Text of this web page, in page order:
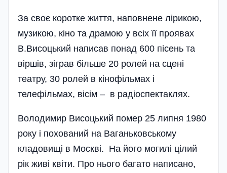
За своє коротке життя, наповнене лірикою,
музикою, кіно та драмою у всіх її проявах
В.Висоцький написав понад 600 пісень та
віршів, зіграв більше 20 ролей на сцені
театру, 30 ролей в кінофільмах і
телефільмах, вісім – в радіоспектаклях.
Володимир Висоцький помер 25 липня 1980
року і похований на Ваганьковському
кладовищі в Москві. На його могилі цілий
рік живі квіти. Про нього багато написано,